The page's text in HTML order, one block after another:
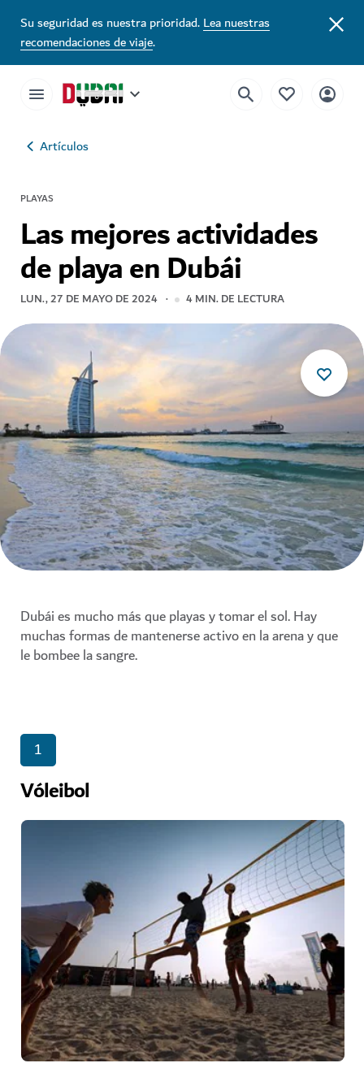
Su seguridad es nuestra prioridad.Lea nuestras
recomendaciones de viaje.
Artículos
PLAYAS
Las mejores actividades
de playa en Dubái
LUN., 27 DE MAYO DE 2024 4MIN. DE LECTURA
Dubái es mucho más que playas y tomar el sol. Hay
muchas formas de mantenerse activo en la arena y que
le bombee la sangre.
1
Vóleibol